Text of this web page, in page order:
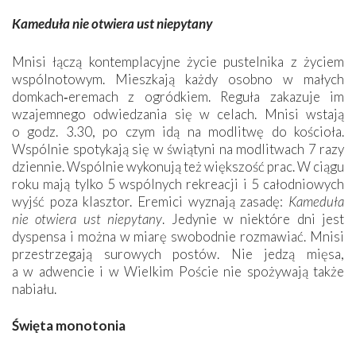
Kameduła nie otwiera ust niepytany
Mnisi łączą kontemplacyjne życie pustelnika z życiem
wspólnotowym. Mieszkają każdy osobno w małych
domkach‑eremach z ogródkiem. Reguła zakazuje im
wzajemnego odwiedzania się w celach. Mnisi wstają
o godz. 3.30, po czym idą na modlitwę do kościoła.
Wspólnie spotykają się w świątyni na modlitwach 7 razy
dziennie. Wspólnie wykonują też większość prac. W ciągu
roku mają tylko 5 wspólnych rekreacji i 5 całodniowych
wyjść poza klasztor. Eremici wyznają zasadę: Kameduła
nie otwiera ust niepytany. Jedynie w niektóre dni jest
dyspensa i można w miarę swobodnie rozmawiać. Mnisi
przestrzegają surowych postów. Nie jedzą mięsa,
a w adwencie i w Wielkim Poście nie spożywają także
nabiału.
Święta monotonia